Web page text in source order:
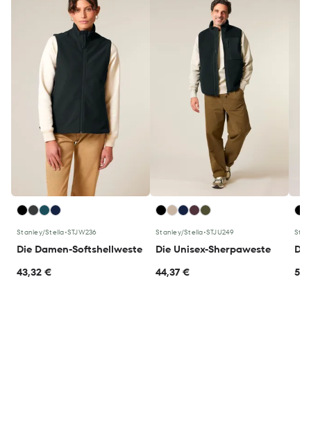
Stanley/Stella•STJW236
Die Damen-Softshellweste
43,32 €
Stanley/Stella•STJU249
Die Unisex-Sherpaweste
44,37 €